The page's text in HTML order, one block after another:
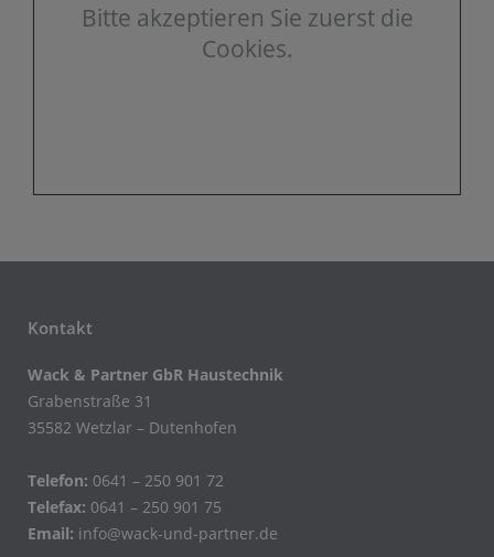
Bitte akzeptieren Sie zuerst die
Cookies.
Kontakt
Wack & Partner GbR Haustechnik
Grabenstraße 31
35582 Wetzlar – Dutenhofen
Telefon: 0641 – 250 901 72
Telefax: 0641 – 250 901 75
Email: info@wack-und-partner.de